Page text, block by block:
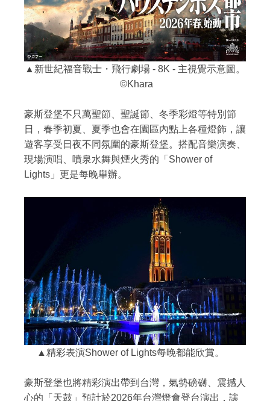
▲新世紀福音戰士・飛行劇場 - 8K - 主視覺示意圖。
©Khara
豪斯登堡不只萬聖節、聖誕節、冬季彩燈等特別節
日，春季初夏、夏季也會在園區內點上各種燈飾，讓
遊客享受日夜不同氛圍的豪斯登堡。搭配音樂演奏、
現場演唱、噴泉水舞與煙火秀的「Shower of
Lights」更是每晚舉辦。
▲精彩表演Shower of Lights每晚都能欣賞。
豪斯登堡也將精彩演出帶到台灣，氣勢磅礴、震撼人
心的「天鼓」預計於2026年台灣燈會登台演出，讓